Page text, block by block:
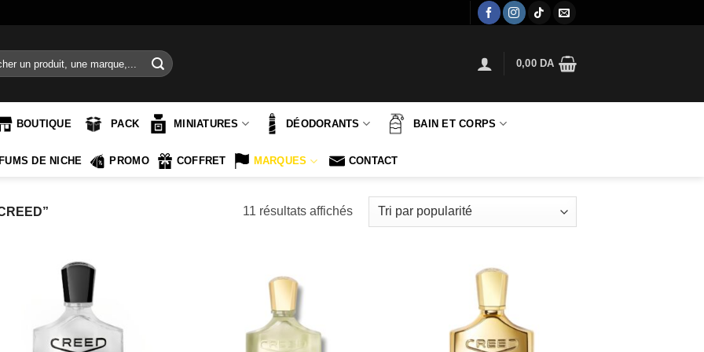
0,00 DA
BOUTIQUE PACK MINIATURES DÉODORANTS BAIN ET CORPS
DE NICHE PROMO COFFRET MARQUES CONTACT
11 résultats affichésTrié
par